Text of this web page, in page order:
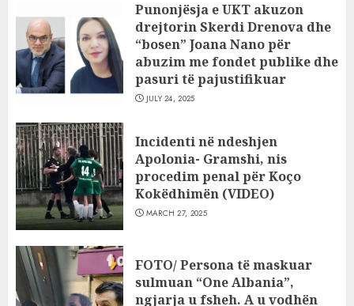
Punonjësja e UKT akuzon
drejtorin Skerdi Drenova dhe
“bosen” Joana Nano për
abuzim me fondet publike dhe
pasuri të pajustifikuar
JULY 24, 2025
Incidenti në ndeshjen
Apolonia- Gramshi, nis
procedim penal për Koço
Kokëdhimën (VIDEO)
MARCH 27, 2025
FOTO/ Persona të maskuar
sulmuan “One Albania”,
ngjarja u fsheh. A u vodhën